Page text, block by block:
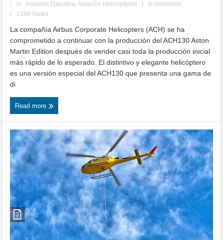
in :Aviación Ejecutiva,Aviación Helicópteros
0 comments
1398 Views
La compañía Airbus Corporate Helicopters (ACH) se ha
comprometido a continuar con la producción del ACH130 Aston
Martin Edition después de vender casi toda la producción inicial
más rápido de lo esperado. El distintivo y elegante helicóptero
es una versión especial del ACH130 que presenta una gama de
di
Read more